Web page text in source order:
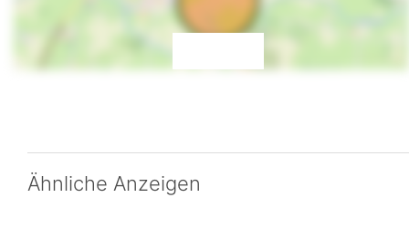
Ähnliche Anzeigen